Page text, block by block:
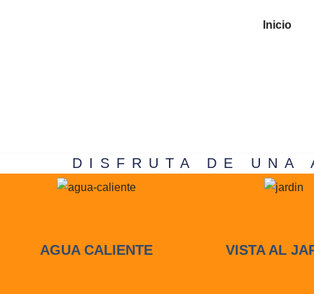
Inicio
DISFRUTA DE UNA
AGUA CALIENTE VISTA AL